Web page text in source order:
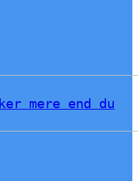
mere end du